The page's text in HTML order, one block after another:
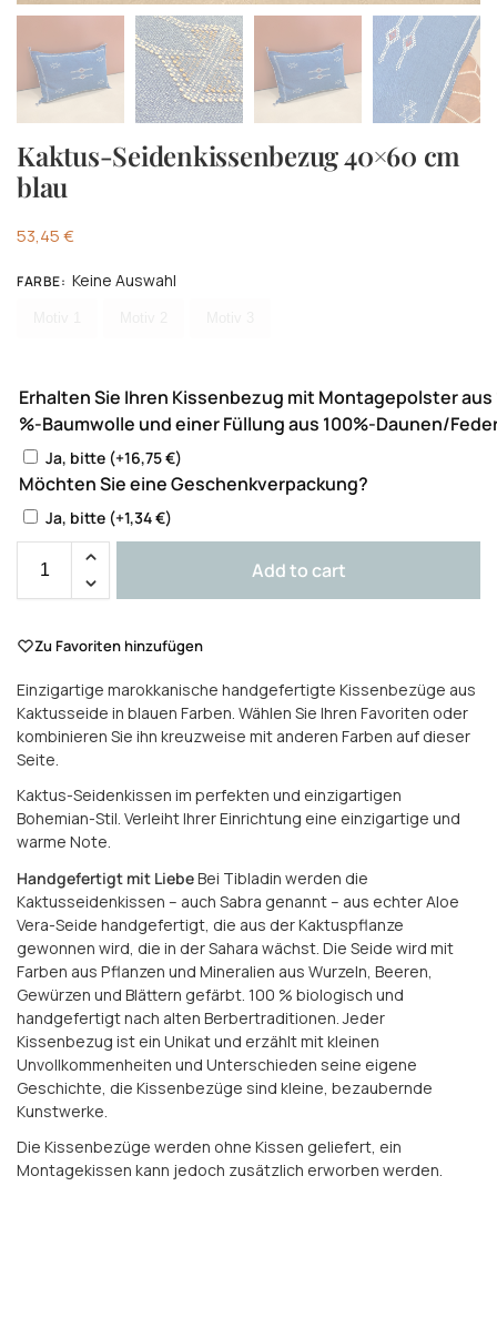
Kaktus-Seidenkissenbezug 40×60 cm
blau
53,45€
FARBE: Keine Auswahl
Erhalten Sie Ihren Kissenbezug mit Montagepolster aus
%-Baumwolle und einer Füllung aus 100%-Daunen/
Ja, bitte (+16,75€)
Möchten Sie eine Geschenkverpackung?
Ja, bitte (+1,34€)
Add to cart
Zu Favoriten hinzufügen
Einzigartige marokkanische handgefertigte Kissenbezüge aus
Kaktusseide in blauen Farben. Wählen Sie Ihren Favoriten oder
kombinieren Sie ihn kreuzweise mit anderen Farben auf dieser
Seite.
Kaktus-Seidenkissen im perfekten und einzigartigen
Bohemian-Stil. Verleiht Ihrer Einrichtung eine einzigartige und
warme Note.
Handgefertigt mit LiebeBei Tibladin werden die
Kaktusseidenkissen – auch Sabra genannt – aus echter Aloe
Vera-Seide handgefertigt, die aus der Kaktuspflanze
gewonnen wird, die in der Sahara wächst. Die Seide wird mit
Farben aus Pflanzen und Mineralien aus Wurzeln, Beeren,
Gewürzen und Blättern gefärbt. 100 % biologisch und
handgefertigt nach alten Berbertraditionen. Jeder
Kissenbezug ist ein Unikat und erzählt mit kleinen
Unvollkommenheiten und Unterschieden seine eigene
Geschichte, die Kissenbezüge sind kleine, bezaubernde
Kunstwerke.
Die Kissenbezüge werden ohne Kissen geliefert, ein
Montagekissen kann jedoch zusätzlich erworben werden.